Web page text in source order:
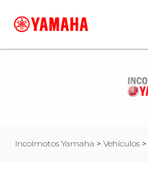
Incolmotos Yamaha > Vehículos >